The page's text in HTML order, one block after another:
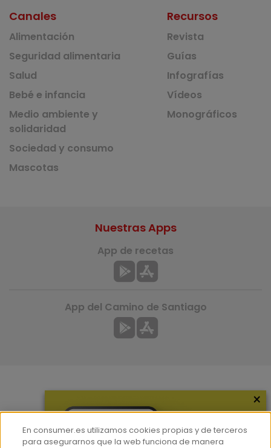
Canales
Alimentación
Seguridad alimentaria
Salud
Bebé e infancia
Medio ambiente y
solidaridad
Sociedad y consumo
Mascotas
Recursos
Revista
Guías
Infografías
Vídeos
Monográficos
Hemeroteca
Nuestras Apps
App de recetas
App del Camino de Santiago
×
En consumer.es utilizamos cookies propias y de terceros
para asegurarnos que la web funciona de manera